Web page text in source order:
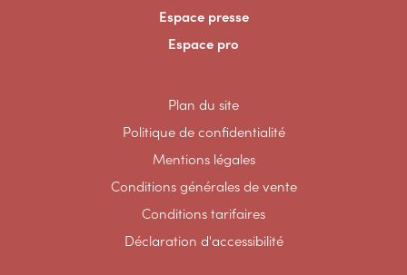
Espace presse
Espace pro
Plan du site
Politique de confidentialité
Mentions légales
Conditions générales de vente
Conditions tarifaires
Déclaration d'accessibilité